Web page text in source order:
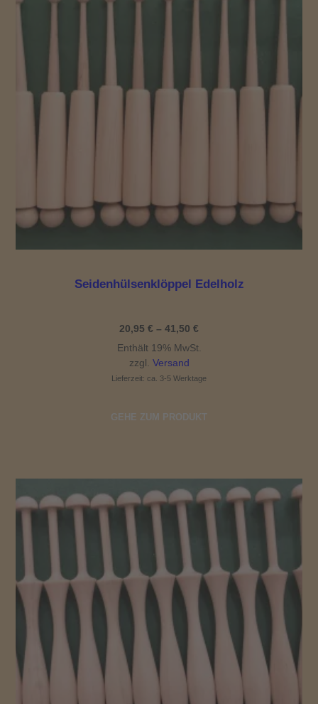
Seidenhülsenklöppel Edelholz
20,95 € – 41,50 €
bis
Enthält 19% MwSt.
zzgl. Versand
Lieferzeit: ca. 3-5 Werktage
GEHE ZUM PRODUKT